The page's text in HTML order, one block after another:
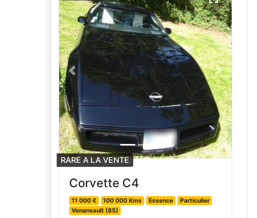
Previous Next
RARE A LA VENTE
Corvette C4
11 000 € 100 000 Kms Essence
Particulier
Venansault (85)